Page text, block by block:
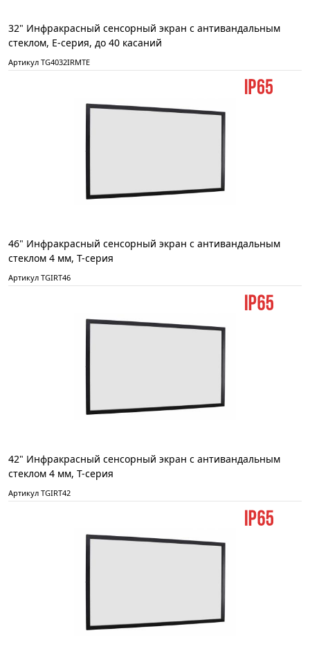
32" Инфракрасный сенсорный экран с антивандальным
стеклом, Е-серия, до 40 касаний
Артикул TG4032IRMTE
46" Инфракрасный сенсорный экран с антивандальным
стеклом 4 мм, T-серия
Артикул TGIRT46
42" Инфракрасный сенсорный экран с антивандальным
стеклом 4 мм, T-серия
Артикул TGIRT42